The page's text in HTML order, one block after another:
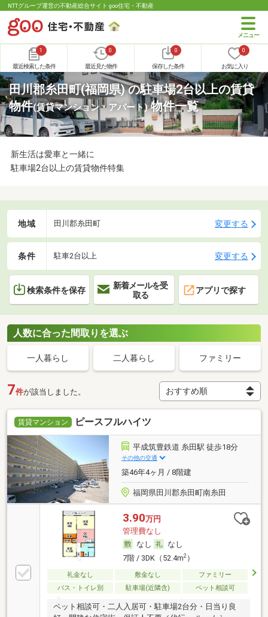
NTTグループ運営の不動産総合サイト goo住宅・不動産
1
最近検索した条件
0
最近見た物件
0
保存した条件
0
お気に入り
田川郡糸田町(福岡県) の駐車場2台以上の賃貸
物件(賃貸マンション・アパート)物件一覧
新生活は愛車と一緒に
駐車場2台以上の賃貸物件特集
地域 田川郡糸田町 変更する
条件 駐車2台以上 変更する
検索条件を保存
新着メールを受
取る
アプリで探す
人数に合った間取りを選ぶ
一人暮らし 二人暮らし ファミリー
7件が該当しました。
賃貸マンション ピースフルハイツ
平成筑豊鉄道 糸田駅 徒歩18分
その他の交通
築46年4ヶ月 / 8階建
福岡県田川郡糸田町南糸田
3.90万円
管理費なし
なし
なし
7階 / 3DK（52.4m2）
礼金なし 敷金なし
ファミリー
バス・トイレ別
駐車場(近隣含) ペット相談可
ペット相談可・二人入居可・駐車場2台分・日当り良